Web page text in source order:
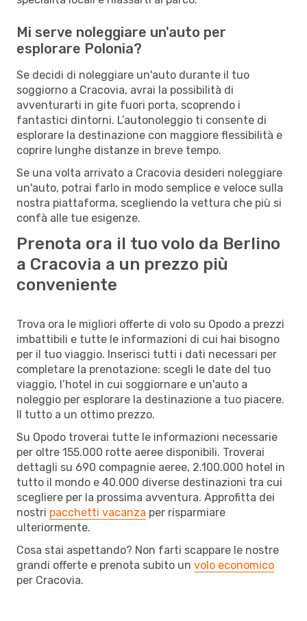
Mi serve noleggiare un'auto per
esplorare Polonia?
Se decidi di noleggiare un'auto durante il tuo
soggiorno a Cracovia, avrai la possibilità di
avventurarti in gite fuori porta, scoprendo i
fantastici dintorni. L’autonoleggio ti consente di
esplorare la destinazione con maggiore flessibilità e
coprire lunghe distanze in breve tempo.
Se una volta arrivato a Cracovia desideri noleggiare
un'auto, potrai farlo in modo semplice e veloce sulla
nostra piattaforma, scegliendo la vettura che più si
confà alle tue esigenze.
Prenota ora il tuo volo da Berlino
a Cracovia a un prezzo più
conveniente
Trova ora le migliori offerte di volo su Opodo a prezzi
imbattibili e tutte le informazioni di cui hai bisogno
per il tuo viaggio. Inserisci tutti i dati necessari per
completare la prenotazione: scegli le date del tuo
viaggio, l’hotel in cui soggiornare e un'auto a
noleggio per esplorare la destinazione a tuo piacere.
Il tutto a un ottimo prezzo.
Su Opodo troverai tutte le informazioni necessarie
per oltre 155.000 rotte aeree disponibili. Troverai
dettagli su 690 compagnie aeree, 2.100.000 hotel in
tutto il mondo e 40.000 diverse destinazioni tra cui
scegliere per la prossima avventura. Approfitta dei
nostri pacchetti vacanza per risparmiare
ulteriormente.
Cosa stai aspettando? Non farti scappare le nostre
grandi offerte e prenota subito un volo economico
per Cracovia.